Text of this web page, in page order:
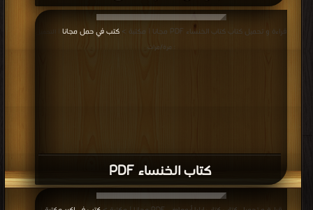
كتاب الخنساء PDF
قراءة و تحميل كتاب كتاب الخنساء PDF مجانا | مكتبة > كتب في حمل مجانا
: مرة/مرات